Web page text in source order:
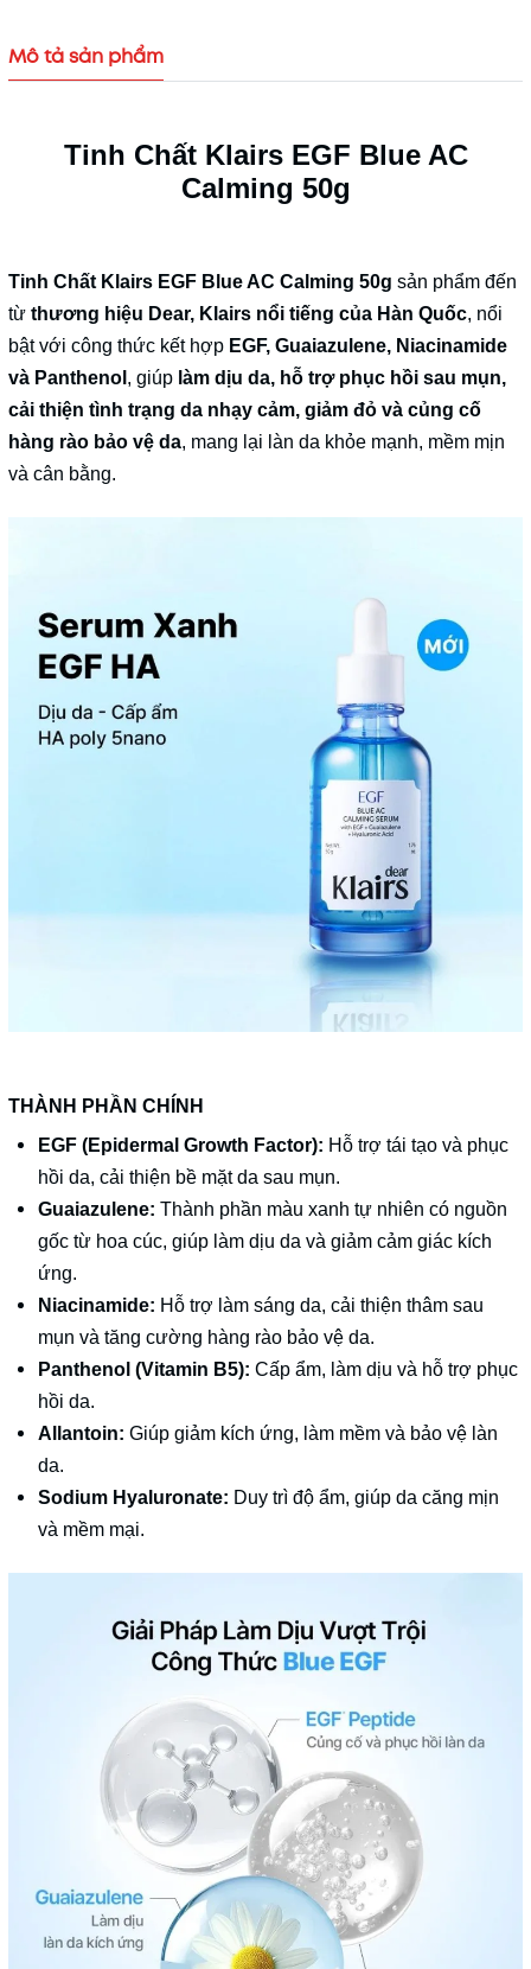
Điều kiện:
Mô tả sản phẩm
Tinh Chất Klairs EGF Blue AC
Calming 50g
Tinh Chất Klairs EGF Blue AC Calming 50g sản phẩm đến
từ thương hiệu Dear, Klairs nổi tiếng của Hàn Quốc, nổi
bật với công thức kết hợp EGF, Guaiazulene, Niacinamide
và Panthenol , giúp làm dịu da, hỗ trợ phục hồi sau mụn,
cải thiện tình trạng da nhạy cảm, giảm đỏ và củng cố
hàng rào bảo vệ da, mang lại làn da khỏe mạnh, mềm mịn
và cân bằng.
THÀNH PHẦN CHÍNH
EGF (Epidermal Growth Factor): Hỗ trợ tái tạo và phục
hồi da, cải thiện bề mặt da sau mụn.
Guaiazulene: Thành phần màu xanh tự nhiên có nguồn
gốc từ hoa cúc, giúp làm dịu da và giảm cảm giác kích
ứng.
Niacinamide: Hỗ trợ làm sáng da, cải thiện thâm sau
mụn và tăng cường hàng rào bảo vệ da.
Panthenol (Vitamin B5): Cấp ẩm, làm dịu và hỗ trợ phục
hồi da.
Allantoin: Giúp giảm kích ứng, làm mềm và bảo vệ làn
da.
Sodium Hyaluronate: Duy trì độ ẩm, giúp da căng mịn
và mềm mại.